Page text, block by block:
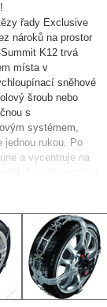
řady Exclusive
nároků na prostor
K12 trvá
místa v
sněhové
šroub nebo
s
systémem,
jednou rukou. Po
a vycentruje na
kovu.
na více rozměrů
uložit do odolné
namontované
na 17 mm, 19
O-Norm 5117,
špička ve